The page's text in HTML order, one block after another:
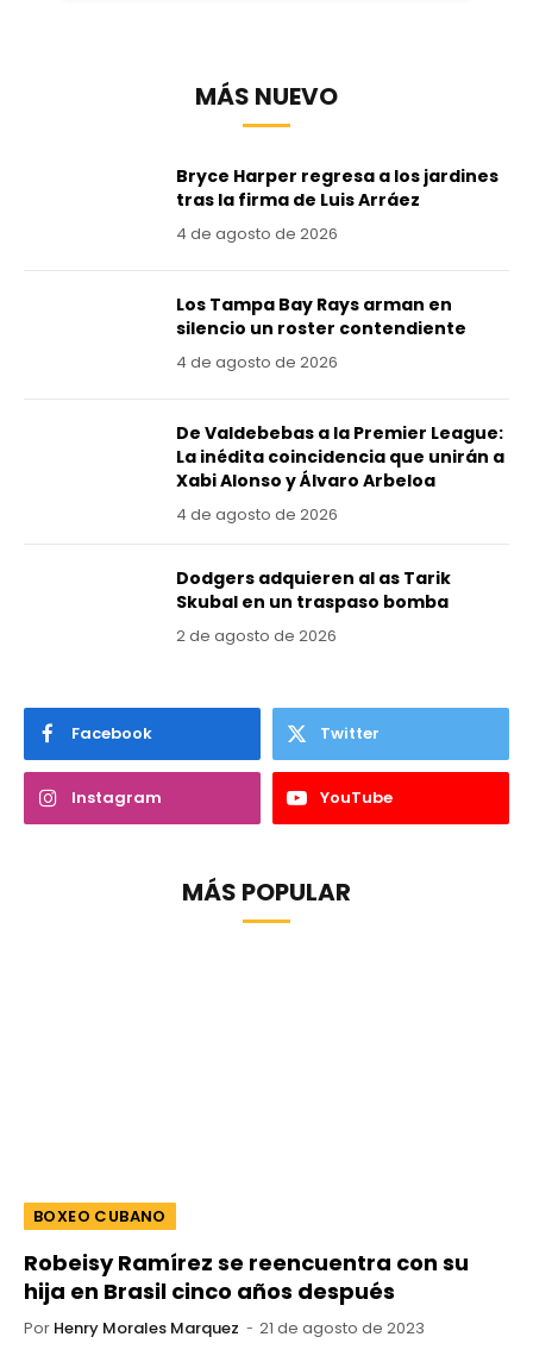
MÁS NUEVO
Bryce Harper regresa a los jardines
tras la firma de Luis Arráez
4 de agosto de 2026
Los Tampa Bay Rays arman en
silencio un roster contendiente
4 de agosto de 2026
De Valdebebas a la Premier League:
La inédita coincidencia que unirán a
Xabi Alonso y Álvaro Arbeloa
4 de agosto de 2026
Dodgers adquieren al as Tarik
Skubal en un traspaso bomba
2 de agosto de 2026
Facebook Twitter
Instagram YouTube
MÁS POPULAR
BOXEO CUBANO
Robeisy Ramírez se reencuentra con su
hija en Brasil cinco años después
Por Henry Morales Marquez 21 de agosto de 2023